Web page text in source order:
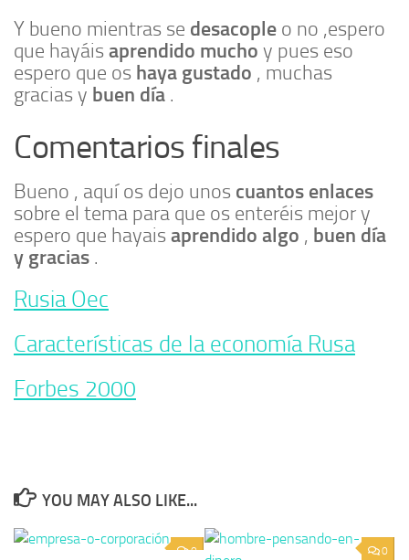
Y bueno mientras se desacople o no ,espero
que hayáisaprendido mucho y pues eso
espero que os haya gustado , muchas
gracias y buen día .
Comentarios finales
Bueno , aquí os dejo unos cuantos enlaces
sobre el tema para que os enteréis mejor y
espero que hayaisaprendido algo , buen día
y gracias .
Rusia Oec
Características de la economía Rusa
Forbes 2000
YOU MAY ALSO LIKE...
0 0